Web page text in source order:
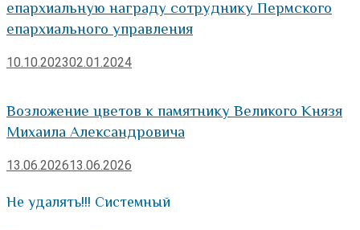
епархиальную награду сотруднику Пермского
епархиального управления
10.10.202302.01.2024
Возложение цветов к памятнику Великого Князя
Михаила Александровича
13.06.202613.06.2026
Не удалять!!! Системный